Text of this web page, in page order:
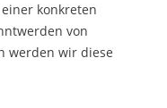
konkreten
von
werden wir diese